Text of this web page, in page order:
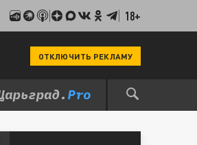
18+
ОТКЛЮЧИТЬ РЕКЛАМУ